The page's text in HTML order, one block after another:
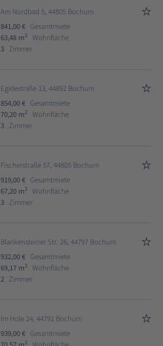
Am Nordbad 5, 44805 Bochum
841,00 € Gesamtmiete
63,48 m2
Wohnfläche
3 Zimmer
Egidestraße 13, 44892 Bochum
854,00 € Gesamtmiete
70,20 m2
Wohnfläche
3 Zimmer
Fischerstraße 57, 44805 Bochum
919,00 € Gesamtmiete
67,20 m2
Wohnfläche
3 Zimmer
Blankensteiner Str. 26, 44797 Bochum
932,00 € Gesamtmiete
69,17 m2
Wohnfläche
2 Zimmer
Im Hole 24, 44791 Bochum
939,00 € Gesamtmiete
2